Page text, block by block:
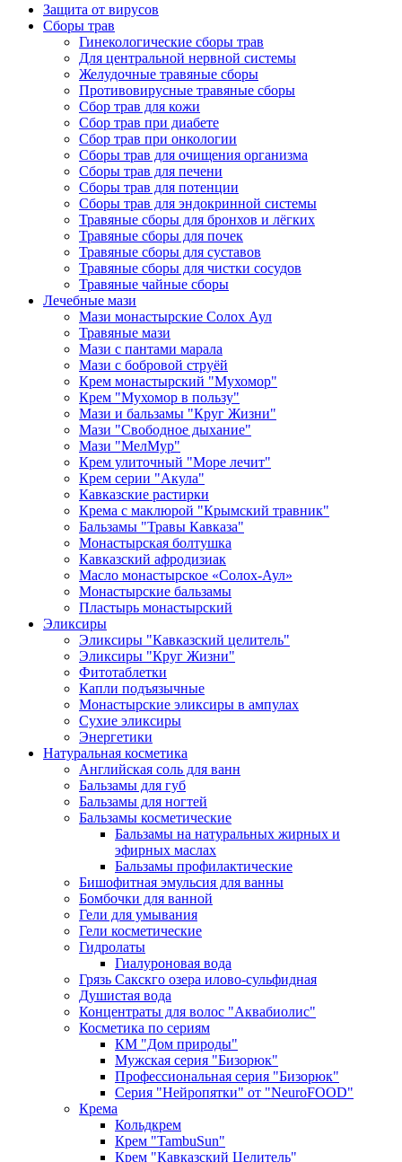
Защита от вирусов
Сборы трав
Гинекологические сборы трав
Для центральной нервной системы
Желудочные травяные сборы
Противовирусные травяные сборы
Сбор трав для кожи
Сбор трав при диабете
Сбор трав при онкологии
Сборы трав для очищения организма
Сборы трав для печени
Сборы трав для потенции
Сборы трав для эндокринной системы
Травяные сборы для бронхов и лёгких
Травяные сборы для почек
Травяные сборы для суставов
Травяные сборы для чистки сосудов
Травяные чайные сборы
Лечебные мази
Мази монастырские Солох Аул
Травяные мази
Мази с пантами марала
Мази с бобровой струёй
Крем монастырский "Мухомор"
Крем "Мухомор в пользу"
Мази и бальзамы "Круг Жизни"
Мази "Свободное дыхание"
Мази "МелМур"
Крем улиточный "Море лечит"
Крем серии "Акула"
Кавказские растирки
Крема с маклюрой "Крымский травник"
Бальзамы "Травы Кавказа"
Монастырская болтушка
Кавказский афродизиак
Масло монастырское «Солох-Аул»
Монастырские бальзамы
Пластырь монастырский
Эликсиры
Эликсиры "Кавказский целитель"
Эликсиры "Круг Жизни"
Фитотаблетки
Капли подъязычные
Монастырские эликсиры в ампулах
Сухие эликсиры
Энергетики
Натуральная косметика
Английская соль для ванн
Бальзамы для губ
Бальзамы для ногтей
Бальзамы косметические
Бальзамы на натуральных жирных и
эфирных маслах
Бальзамы профилактические
Бишофитная эмульсия для ванны
Бомбочки для ванной
Гели для умывания
Гели косметические
Гидролаты
Гиалуроновая вода
Грязь Сакскго озера илово-сульфидная
Душистая вода
Концентраты для волос "Аквабиолис"
Косметика по сериям
КМ "Дом природы"
Мужская серия "Бизорюк"
Профессиональная серия "Бизорюк"
Серия "Нейропятки" от "NeuroFOOD"
Крема
Кольдкрем
Крем "TambuSun"
Крем "Кавказский Целитель"